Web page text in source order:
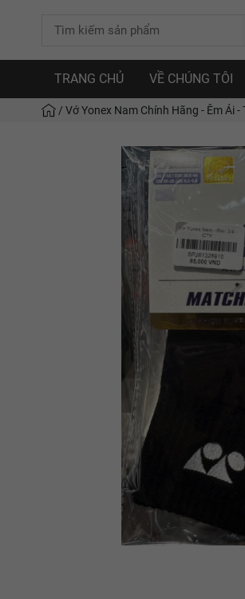
TRANG CHỦ VỀ CHÚNG TÔI
/ Vớ Yonex Nam Chính Hãng - Êm Ái